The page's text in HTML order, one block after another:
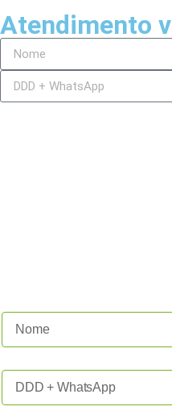
Atendimento